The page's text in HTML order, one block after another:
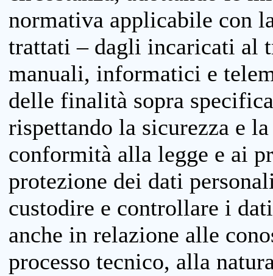
normativa applicabile con
trattati – dagli incaricati al
manuali, informatici e
delle finalità sopra
rispettando la sicurezza e
conformità alla legge e ai
protezione dei dati
custodire e controllare i
anche in relazione alle
processo tecnico, alla